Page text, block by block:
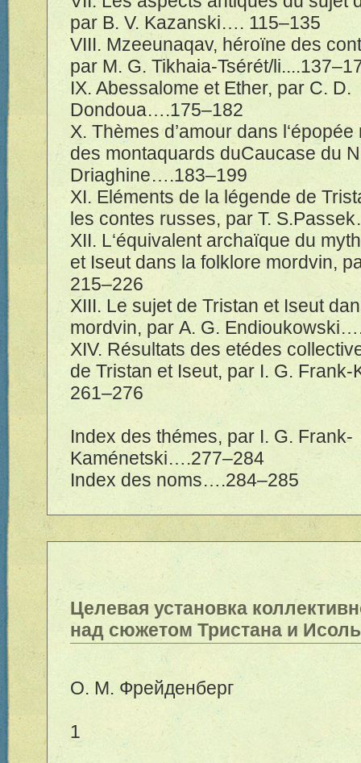
par B. V. Kazanski…. 115–135
VIII. Mzeeunaqav, héroïne des
par M. G. Tikhaia-Tsérét/li....1
IX. Abessalome et Ether, par C. D.
Dondoua….175–182
X. Thèmes d’amour dans l‘épopée
des montaquards duCaucase du
Driaghine….183–199
XI. Eléments de la légende de
les contes russes, par T.
XII. L‘équivalent archaïque du
et Iseut dans la folklore mordvin,
215–226
XIII. Le sujet de Tristan et Iseut
mordvin, par A. G.
XIV. Résultats des etédes
de Tristan et Iseut, par I. G. Frank-
261–276
Index des thémes, par I. G. Frank-
Kaménetski….277–284
Index des noms….284–285
Целевая установка
над сюжетом Тристана и
О. М. Фрейденберг
1